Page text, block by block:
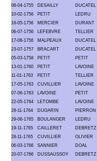
08-04-1755
DESAILLY DUCATEL
10-02-1756
PETIT LEDRU
18-05-1756
MERCIER DURANT
06-07-1756
LEFEBVRE TELLIER
17-08-1756
MALPEAUX DUCATEL
23-07-1757
BRACART DUCATEL
05-03-1758
PETIT PETIT
13-01-1760
PETIT LAVOINE
11-01-1763
PETIT TELLIER
17-05-1763
CUVILLIER LAVOINE
07-06-1763
LAVOINE PETIT
22-05-1764
LETOMBE LAVOINE
28-11-1764
DUGARIN PIERRON
29-06-1765
BOULANGER LEDRU
19-11-1765
CAILLERET DEBRETZ
28-11-1765
CUVILLIER OLIVIER
06-03-1766
SANNIER DOAL
20-07-1766
DUSSAUSSOY DEBRETZ